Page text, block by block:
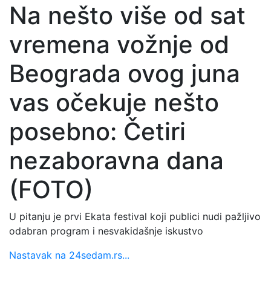
Na nešto više od sat
vremena vožnje od
Beograda ovog juna
vas očekuje nešto
posebno: Četiri
nezaboravna dana
(FOTO)
U pitanju je prvi Ekata festival koji publici nudi pažljivo
odabran program i nesvakidašnje iskustvo
Nastavak na 24sedam.rs...